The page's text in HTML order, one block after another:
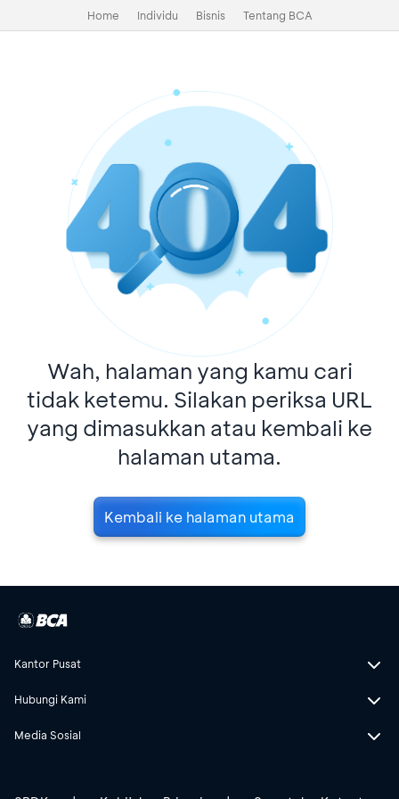
Home Individu Bisnis Tentang BCA
Wah, halaman yang kamu cari
tidak ketemu. Silakan periksa URL
yang dimasukkan atau kembali ke
halaman utama.
Kembali ke halaman utama
Kantor Pusat
Hubungi Kami
Media Sosial